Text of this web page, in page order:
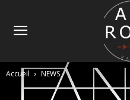
Accueil NEWS